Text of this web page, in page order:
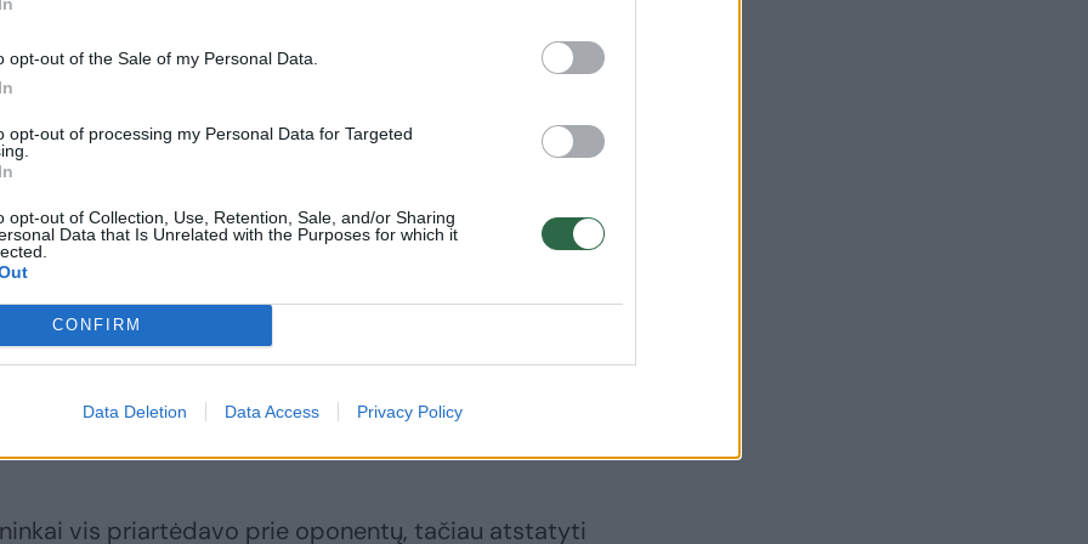
opt-out of the Sale of my Personal Data.
opt-out of processing my Personal Data for Targeted
opt-out of Collection, Use, Retention, Sale, and/or Sharing
Data that Is Unrelated with the Purposes for which it
CONFIRM
Data Deletion Data Access Privacy Policy
„CBet“ pasitiks Klaipėdos „Neptūną“, o „7bet-
Bet-Juventus“.
svečiams, kurie vieną po kito smaigstė
dviženklę persvarą (17:7). Šaltas dušas
priartėjo per vieną metimą (18:21), tačiau „CBet“
– 30:22.
perėmė iniciatyvą ir pelnė 10 taškų be atsako
koja kojon, tačiau priekyje nedideliu skirtumu laikėsi
pusšimtį taškų ir būdami šiek tiek arčiau
vis priartėdavo prie oponentų, tačiau atstatyti